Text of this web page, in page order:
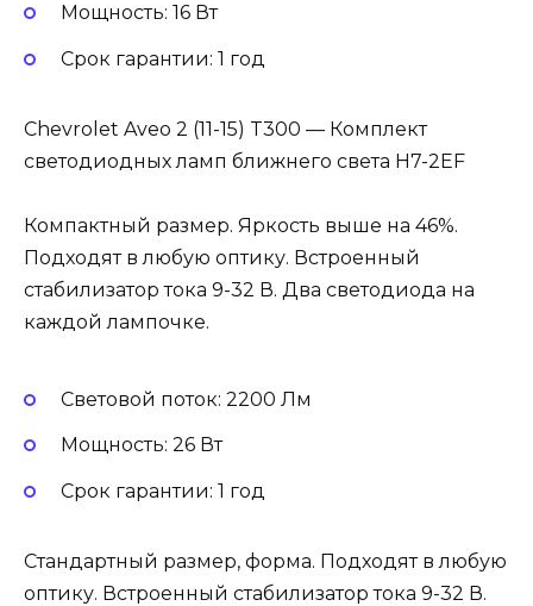
Мощность: 16 Вт
Cрок гарантии: 1 год
Chevrolet Aveo 2 (11-15) T300 — Комплект
светодиодных ламп ближнего света H7-2EF
Компактный размер. Яркость выше на 46%.
Подходят в любую оптику. Встроенный
стабилизатор тока 9-32 В. Два светодиода на
каждой лампочке.
Световой поток: 2200 Лм
Мощность: 26 Вт
Cрок гарантии: 1 год
Стандартный размер, форма. Подходят в любую
оптику. Встроенный стабилизатор тока 9-32 В.